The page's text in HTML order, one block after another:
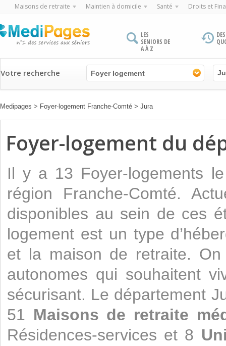
Maisons de retraite Maintien à domicile Santé Droits et
LES
SENIORS DE
A À Z
Votre recherche Foyer logement
Medipages > Foyer-logement Franche-Comté > Jura
Foyer-logement du
Il y a 13 Foyer-logements
région Franche-Comté.
disponibles au sein de ces
logement est un type
et la maison de retraite.
autonomes qui souhaitent
sécurisant. Le département
51 Maisons de retraite
Résidences-services et 8